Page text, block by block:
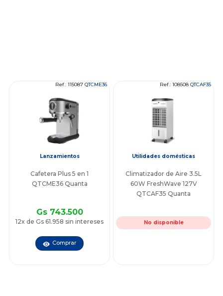
Ref.: 115087 QTCME36
Lanzamientos
Cafetera Plus 5 en 1
QTCME36 Quanta
Gs 743.500
12x de Gs 61.958 sin intereses
Comprar
Ref.: 108508 QTCAF35
Utilidades domésticas
Climatizador de Aire 3.5L
60W FreshWave 127V
QTCAF35 Quanta
No disponible